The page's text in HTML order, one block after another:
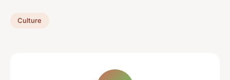
Culture